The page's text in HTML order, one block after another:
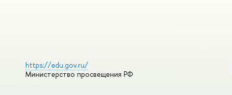
https://edu.gov.ru/
Министерство просвещения РФ